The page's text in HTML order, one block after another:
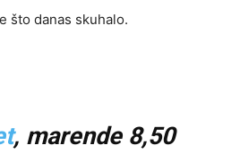
što danas skuhalo.
, marende 8,50